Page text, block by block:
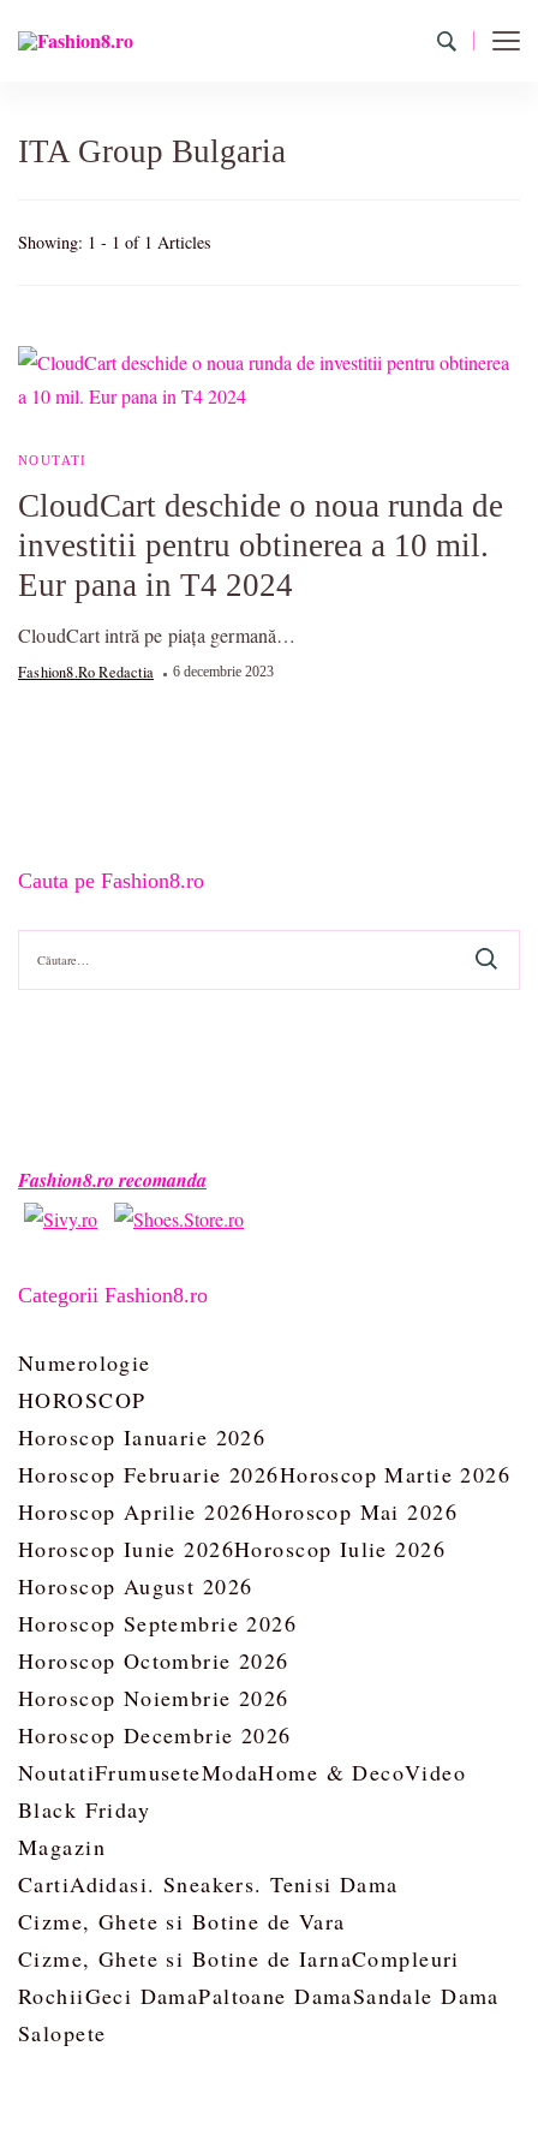
poze cu modele de manichiuri!❤️
ITA Group Bulgaria
Showing: 1 - 1 of 1 Articles
NOUTATI
CloudCart deschide o noua runda de
investitii pentru obtinerea a 10 mil.
Eur pana in T4 2024
CloudCart intră pe piața germană…
Fashion8.ro Redactia 6 decembrie 2023
Cauta pe Fashion8.ro
Caută
după:
Fashion8.ro recomanda
Categorii Fashion8.ro
Numerologie
HOROSCOP
Horoscop Ianuarie 2026
Horoscop Februarie 2026Horoscop Martie 2026
Horoscop Aprilie 2026Horoscop Mai 2026
Horoscop Iunie 2026Horoscop Iulie 2026
Horoscop August 2026
Horoscop Septembrie 2026
Horoscop Octombrie 2026
Horoscop Noiembrie 2026
Horoscop Decembrie 2026
NoutatiFrumuseteModaHome & DecoVideo
Black Friday
Magazin
CartiAdidasi. Sneakers. Tenisi Dama
Cizme, Ghete si Botine de Vara
Cizme, Ghete si Botine de IarnaCompleuri
RochiiGeci DamaPaltoane DamaSandale Dama
Salopete